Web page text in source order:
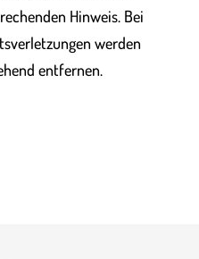
Hinweis. Bei
werden
entfernen.